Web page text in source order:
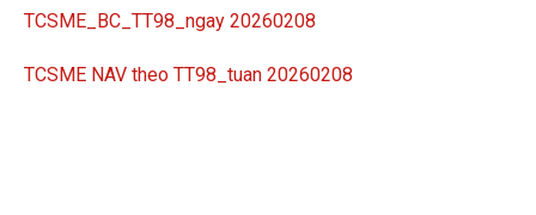
TCSME_BC_TT98_ngay 20260208
TCSME NAV theo TT98_tuan 20260208